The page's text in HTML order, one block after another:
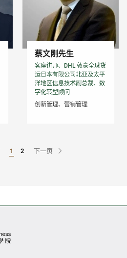
蔡文刚先生
客座讲师、DHL 敦豪全球货
运日本有限公司北亚及太平
洋地区信息技术副总裁、数
字化转型顾问
创新管理、营销管理
Go to Page
1 Go to Page
2 下一页